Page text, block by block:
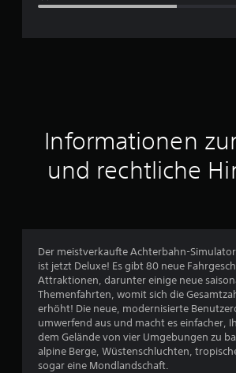
Informationen
und rechtliche
Der meistverkaufte Achterbahn-
ist jetzt Deluxe! Es gibt 80 neue
Attraktionen, darunter einige neue
Themenfahrten, womit sich die
erhöht! Die neue, modernisierte
umwerfend aus und macht es einfacher,
dem Gelände von vier Umgebungen zu
alpine Berge, Wüstenschluchten,
sogar eine Mondlandschaft.